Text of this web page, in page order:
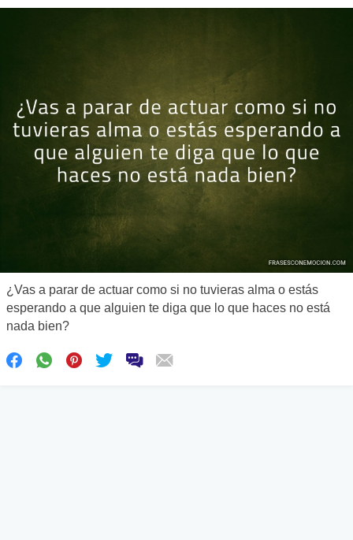
¿Vas a parar de actuar como si no tuvieras alma o estás
esperando a que alguien te diga que lo que haces no está
nada bien?